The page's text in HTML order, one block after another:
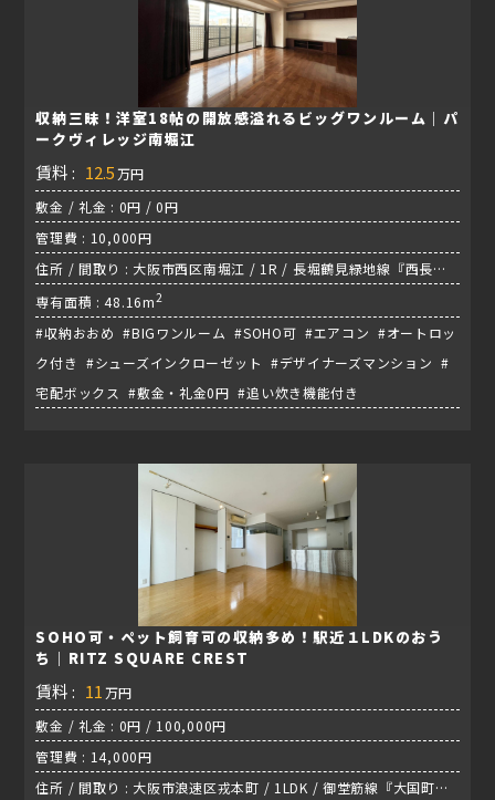
収納三昧！洋室18帖の開放感溢れるビッグワンルーム｜パ
ークヴィレッジ南堀江
賃料 : 12.5 万円
敷金 / 礼金 : 0円 / 0円
管理費 : 10,000円
住所 / 間取り : 大阪市西区南堀江 / 1R / 長堀鶴見緑地線『西長堀
駅』
専有面積 : 48.16m2
#収納おおめ #BIGワンルーム #SOHO可 #エアコン #オートロッ
ク付き #シューズインクローゼット #デザイナーズマンション #
宅配ボックス #敷金・礼金0円 #追い炊き機能付き
SOHO可・ペット飼育可の収納多め！駅近１LDKのおう
ち｜RITZ SQUARE CREST
賃料 : 11 万円
敷金 / 礼金 : 0円 / 100,000円
管理費 : 14,000円
住所 / 間取り : 大阪市浪速区戎本町 / 1LDK / 御堂筋線『大国町